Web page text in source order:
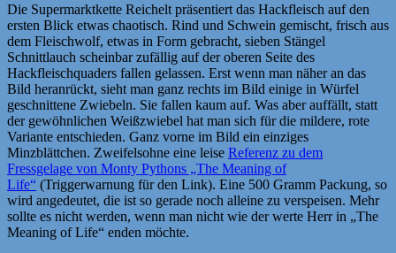
Die Supermarktkette Reichelt präsentiert das Hackfleisch auf den
ersten Blick etwas chaotisch. Rind und Schwein gemischt, frisch aus
dem Fleischwolf, etwas in Form gebracht, sieben Stängel
Schnittlauch scheinbar zufällig auf der oberen Seite des
Hackfleischquaders fallen gelassen. Erst wenn man näher an das
Bild heranrückt, sieht man ganz rechts im Bild einige in Würfel
geschnittene Zwiebeln. Sie fallen kaum auf. Was aber auffällt, statt
der gewöhnlichen Weißzwiebel hat man sich für die mildere, rote
Variante entschieden. Ganz vorne im Bild ein einziges
Minzblättchen. Zweifelsohne eine leise Referenz zu dem
Fressgelage von Monty Pythons „The Meaning of
Life“ (Triggerwarnung für den Link). Eine 500 Gramm Packung, so
wird angedeutet, die ist so gerade noch alleine zu verspeisen. Mehr
sollte es nicht werden, wenn man nicht wie der werte Herr in „The
Meaning of Life“ enden möchte.